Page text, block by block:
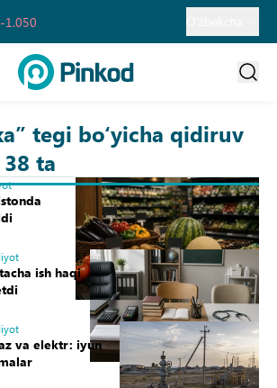
-1.050
-55.490
tegi bo‘yicha qidiruv
ta
ish haqi
va elektr: iyun